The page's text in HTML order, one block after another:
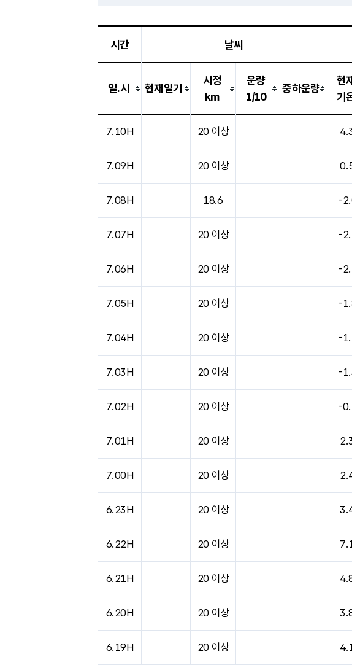
시간 날씨
일.시 현재일기
시정
km
운량
1/10
중하운량
현
기
7.10H 20 이상
7.09H 20 이상
7.08H 18.6 -
7.07H 20 이상 -
7.06H 20 이상 -
7.05H 20 이상 -
7.04H 20 이상 -
7.03H 20 이상 -
7.02H 20 이상 -
7.01H 20 이상
7.00H 20 이상
6.23H 20 이상
6.22H 20 이상
6.21H 20 이상
6.20H 20 이상
6.19H 20 이상